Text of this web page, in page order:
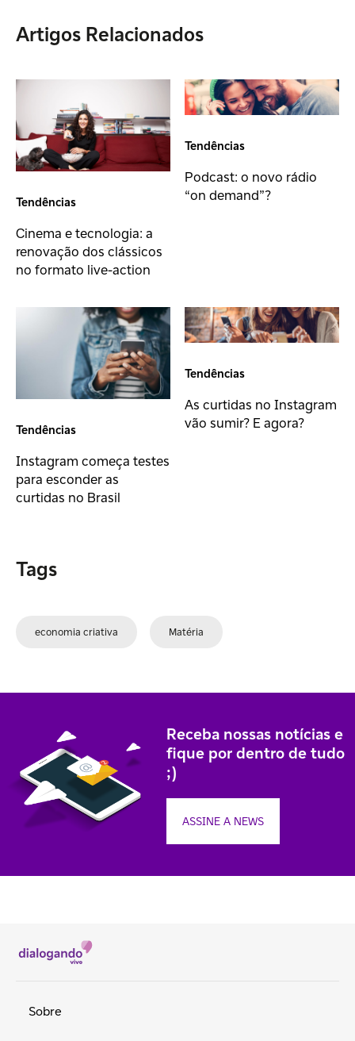
Artigos Relacionados
Tendências
Cinema e tecnologia: a
renovação dos clássicos
no formato live-action
Tendências
Podcast: o novo rádio
“on demand”?
Tendências
Instagram começa testes
para esconder as
curtidas no Brasil
Tendências
As curtidas no Instagram
vão sumir? E agora?
Tags
economia criativa Matéria
Receba nossas notícias e
fique por dentro de tudo
;)
ASSINE A NEWS
Sobre